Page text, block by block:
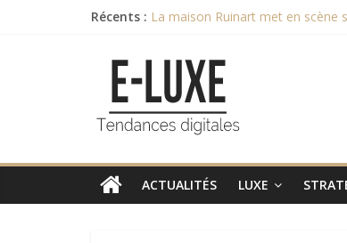
Récents : La maison Ruinart met en scène
Février 2017 commercialisation
Et le Bocuse d’Or 2017 est
[Evénement] Le 15ème Sommet
e-
luxe
L'actualité
digitale
du
ACTUALITÉS LUXE